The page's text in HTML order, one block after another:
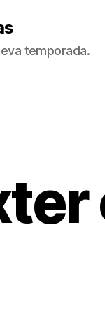
temporada.